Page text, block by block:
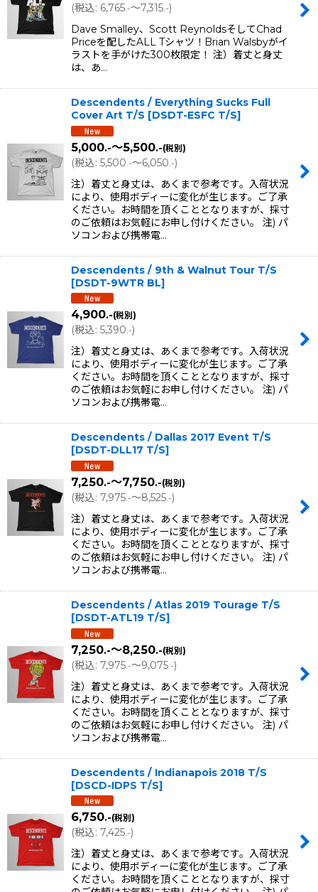
(税込: 6,765 .-～7,315 .-)
Dave Smalley、Scott ReynoldsそしてChad
Priceを配したALL Tシャツ！Brian Walsbyがイ
ラストを手がけた300枚限定！ 注）着丈と身丈
は、あ…
Descendents / Everything Sucks Full
Cover Art T/S [DSDT-ESFC T/S]
5,000.-～5,500.-(税別)
(税込: 5,500 .-～6,050 .-)
注）着丈と身丈は、あくまで参考です。入荷状況
により、使用ボディーに変化が生じます。ご了承
ください。お時間を頂くこととなりますが、採寸
のご依頼はお気軽にお申し付けください。 注) パ
ソコンおよび携帯電…
Descendents / 9th & Walnut Tour T/S
[DSDT-9WTR BL]
4,900.-(税別)
(税込: 5,390.-)
注）着丈と身丈は、あくまで参考です。入荷状況
により、使用ボディーに変化が生じます。ご了承
ください。お時間を頂くこととなりますが、採寸
のご依頼はお気軽にお申し付けください。 注) パ
ソコンおよび携帯電…
Descendents / Dallas 2017 Event T/S
[DSDT-DLL17 T/S]
7,250.-～7,750.-(税別)
(税込: 7,975 .-～8,525 .-)
注）着丈と身丈は、あくまで参考です。入荷状況
により、使用ボディーに変化が生じます。ご了承
ください。お時間を頂くこととなりますが、採寸
のご依頼はお気軽にお申し付けください。 注) パ
ソコンおよび携帯電…
Descendents / Atlas 2019 Tourage T/S
[DSDT-ATL19 T/S]
7,250.-～8,250.-(税別)
(税込: 7,975 .-～9,075 .-)
注）着丈と身丈は、あくまで参考です。入荷状況
により、使用ボディーに変化が生じます。ご了承
ください。お時間を頂くこととなりますが、採寸
のご依頼はお気軽にお申し付けください。 注) パ
ソコンおよび携帯電…
Descendents / Indianapois 2018 T/S
[DSCD-IDPS T/S]
6,750.-(税別)
(税込: 7,425.-)
注）着丈と身丈は、あくまで参考です。入荷状況
により、使用ボディーに変化が生じます。ご了承
ください。お時間を頂くこととなりますが、採寸